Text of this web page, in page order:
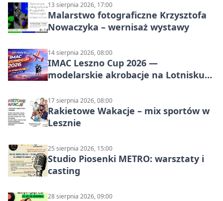
13 sierpnia 2026, 17:00
Malarstwo fotograficzne Krzysztofa
Nowaczyka – wernisaż wystawy
14 sierpnia 2026, 08:00
IMAC Leszno Cup 2026 —
modelarskie akrobacje na Lotnisku
17 sierpnia 2026, 08:00
Rakietowe Wakacje – mix sportów w
Lesznie
25 sierpnia 2026, 15:00
Studio Piosenki METRO: warsztaty i
casting
28 sierpnia 2026, 09:00